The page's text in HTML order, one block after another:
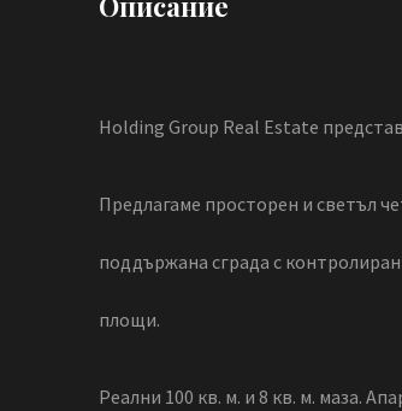
Holding Group Real Estate
Предлагаме просторен и светъл
поддържана сграда с
площи.
Реални 100 кв. м. и 8 кв. м. маза.